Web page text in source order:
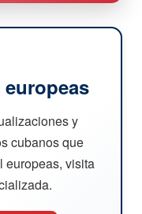
y
cubanos que
europeas, visita